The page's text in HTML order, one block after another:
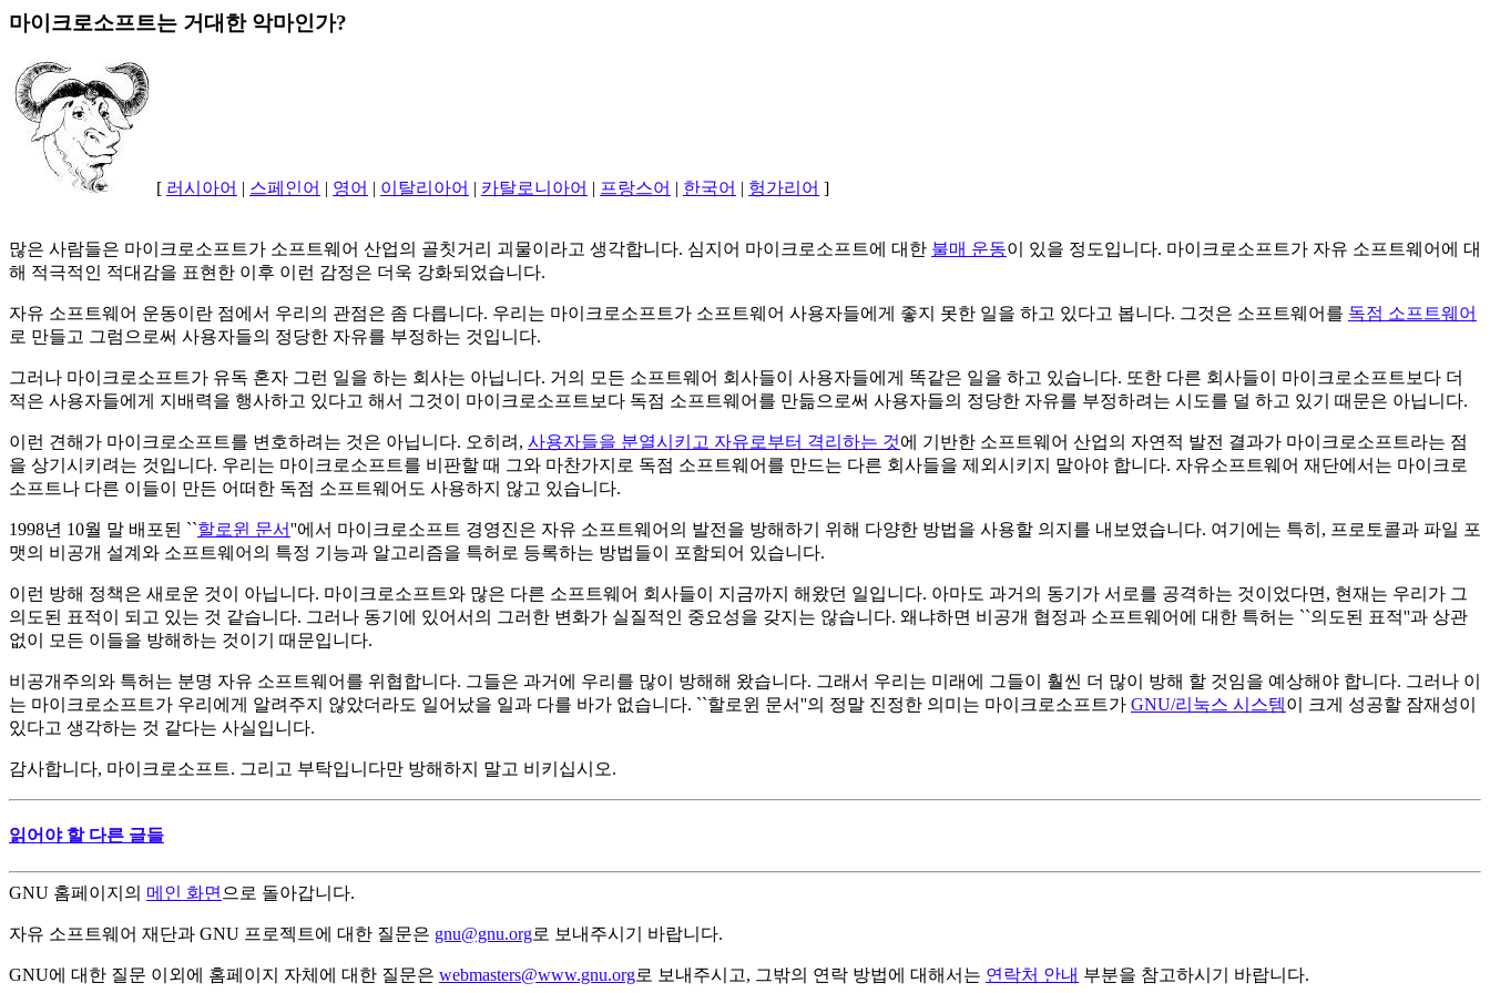
마이크로소프트는 거대한 악마인가?
[ 러시아어 | 스페인어 | 영어 | 이탈리아어 | 카탈로니아어 | 프랑스어 | 한국어 | 헝가리어 ]
많은 사람들은 마이크로소프트가 소프트웨어 산업의 골칫거리 괴물이라고 생각합니다. 심지어 마이크로소프트에 대한 불매 운동이 있을 정도입니다. 마이크로소프트가 자유 소프트웨어에 대
해 적극적인 적대감을 표현한 이후 이런 감정은 더욱 강화되었습니다.
자유 소프트웨어 운동이란 점에서 우리의 관점은 좀 다릅니다. 우리는 마이크로소프트가 소프트웨어 사용자들에게 좋지 못한 일을 하고 있다고 봅니다. 그것은 소프트웨어를 독점 소프트웨어
로 만들고 그럼으로써 사용자들의 정당한 자유를 부정하는 것입니다.
그러나 마이크로소프트가 유독 혼자 그런 일을 하는 회사는 아닙니다. 거의 모든 소프트웨어 회사들이 사용자들에게 똑같은 일을 하고 있습니다. 또한 다른 회사들이 마이크로소프트보다 더
적은 사용자들에게 지배력을 행사하고 있다고 해서 그것이 마이크로소프트보다 독점 소프트웨어를 만듦으로써 사용자들의 정당한 자유를 부정하려는 시도를 덜 하고 있기 때문은 아닙니다.
이런 견해가 마이크로소프트를 변호하려는 것은 아닙니다. 오히려, 사용자들을 분열시키고 자유로부터 격리하는 것에 기반한 소프트웨어 산업의 자연적 발전 결과가 마이크로소프트라는 점
을 상기시키려는 것입니다. 우리는 마이크로소프트를 비판할 때 그와 마찬가지로 독점 소프트웨어를 만드는 다른 회사들을 제외시키지 말아야 합니다. 자유소프트웨어 재단에서는 마이크로
소프트나 다른 이들이 만든 어떠한 독점 소프트웨어도 사용하지 않고 있습니다.
1998년 10월 말 배포된 ``할로윈 문서''에서 마이크로소프트 경영진은 자유 소프트웨어의 발전을 방해하기 위해 다양한 방법을 사용할 의지를 내보였습니다. 여기에는 특히, 프로토콜과 파일 포
맷의 비공개 설계와 소프트웨어의 특정 기능과 알고리즘을 특허로 등록하는 방법들이 포함되어 있습니다.
이런 방해 정책은 새로운 것이 아닙니다. 마이크로소프트와 많은 다른 소프트웨어 회사들이 지금까지 해왔던 일입니다. 아마도 과거의 동기가 서로를 공격하는 것이었다면, 현재는 우리가 그
의도된 표적이 되고 있는 것 같습니다. 그러나 동기에 있어서의 그러한 변화가 실질적인 중요성을 갖지는 않습니다. 왜냐하면 비공개 협정과 소프트웨어에 대한 특허는 ``의도된 표적''과 상관
없이 모든 이들을 방해하는 것이기 때문입니다.
비공개주의와 특허는 분명 자유 소프트웨어를 위협합니다. 그들은 과거에 우리를 많이 방해해 왔습니다. 그래서 우리는 미래에 그들이 훨씬 더 많이 방해 할 것임을 예상해야 합니다. 그러나 이
는 마이크로소프트가 우리에게 알려주지 않았더라도 일어났을 일과 다를 바가 없습니다. ``할로윈 문서''의 정말 진정한 의미는 마이크로소프트가 GNU/리눅스 시스템이 크게 성공할 잠재성이
있다고 생각하는 것 같다는 사실입니다.
감사합니다, 마이크로소프트. 그리고 부탁입니다만 방해하지 말고 비키십시오.
읽어야 할 다른 글들
GNU 홈페이지의 메인 화면 으로 돌아갑니다.
자유 소프트웨어 재단과 GNU 프로젝트에 대한 질문은 gnu@gnu.org로 보내주시기 바랍니다.
GNU에 대한 질문 이외에 홈페이지 자체에 대한 질문은 webmasters@www.gnu.org로 보내주시고, 그밖의 연락 방법에 대해서는 연락처 안내 부분을 참고하시기 바랍니다.